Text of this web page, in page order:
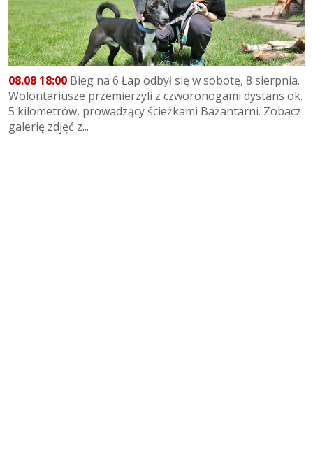
08.08 18:00 Bieg na 6 Łap odbył się w sobotę, 8 sierpnia.
Wolontariusze przemierzyli z czworonogami dystans ok.
5 kilometrów, prowadzący ścieżkami Bażantarni. Zobacz
galerię zdjęć z...